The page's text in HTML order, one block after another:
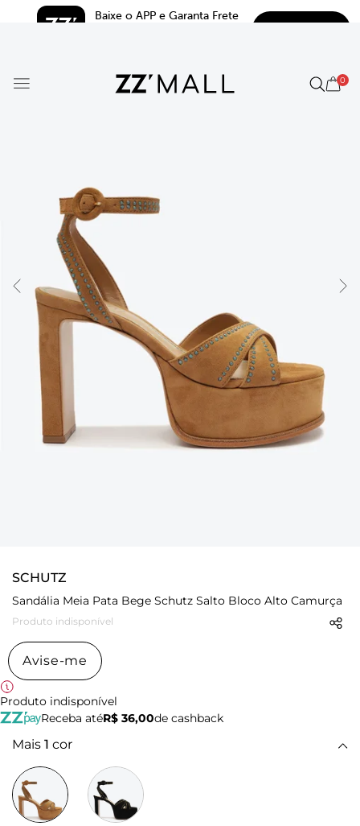
Baixe o APP e Garanta Frete
0
SCHUTZ
Sandália Meia Pata Bege Schutz Salto Bloco Alto Camurça
Produto indisponível
Avise-me
Produto indisponível
Receba atéR$ 36,00de cashback
Mais 1 cor